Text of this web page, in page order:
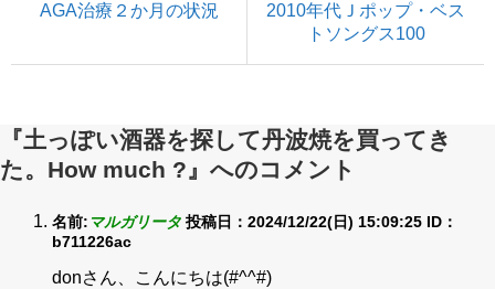
AGA治療２か月の状況
2010年代Ｊポップ・ベス
トソングス100
『土っぽい酒器を探して丹波焼を買ってき
た。How much ?』へのコメント
名前: マルガリータ 投稿日：2024/12/22(日) 15:09:25 ID：
b711226ac
donさん、こんにちは(#^^#)